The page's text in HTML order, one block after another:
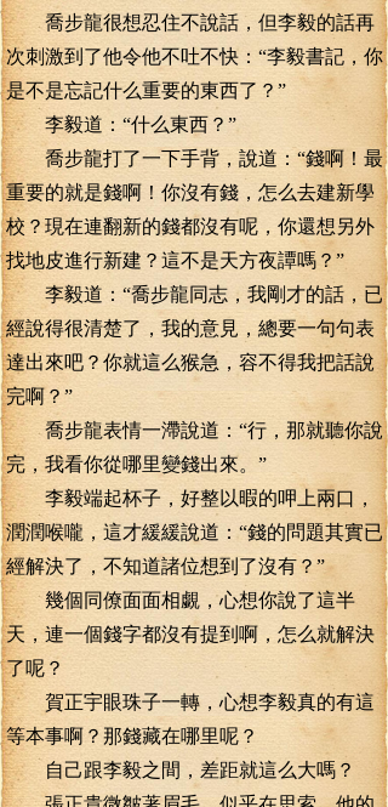
喬步龍很想忍住不說話，但李毅的話再
次刺激到了他令他不吐不快：“李毅書記，你
是不是忘記什么重要的東西了？”
李毅道：“什么東西？”
喬步龍打了一下手背，說道：“錢啊！最
重要的就是錢啊！你沒有錢，怎么去建新學
校？現在連翻新的錢都沒有呢，你還想另外
找地皮進行新建？這不是天方夜譚嗎？”
李毅道：“喬步龍同志，我剛才的話，已
經說得很清楚了，我的意見，總要一句句表
達出來吧？你就這么猴急，容不得我把話說
完啊？”
喬步龍表情一滯說道：“行，那就聽你說
完，我看你從哪里變錢出來。”
李毅端起杯子，好整以暇的呷上兩口，
潤潤喉嚨，這才緩緩說道：“錢的問題其實已
經解決了，不知道諸位想到了沒有？”
幾個同僚面面相覷，心想你說了這半
天，連一個錢字都沒有提到啊，怎么就解決
了呢？
賀正宇眼珠子一轉，心想李毅真的有這
等本事啊？那錢藏在哪里呢？
自己跟李毅之間，差距就這么大嗎？